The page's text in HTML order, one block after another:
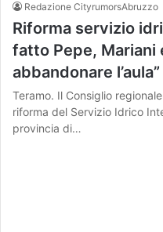
Redazione CityrumorsAbruzzo
Riforma servizio
fatto Pepe, Mariani
abbandonare l’aula”
Teramo. Il Consiglio
riforma del Servizio Idrico
provincia di…